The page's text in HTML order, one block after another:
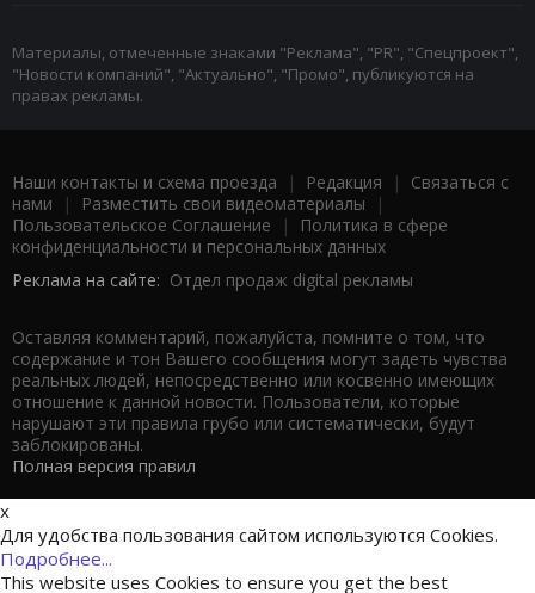
Материалы, отмеченные знаками "Реклама", "PR", "Спецпроект",
"Новости компаний", "Актуально", "Промо", публикуются на
правах рекламы.
Наши контакты и схема проезда | Редакция | Связаться с
нами | Разместить свои видеоматериалы |
Пользовательское Соглашение |
Политика в сфере
конфиденциальности и персональных данных
Реклама на сайте: Отдел продаж digital рекламы
Оставляя комментарий, пожалуйста, помните о том, что
содержание и тон Вашего сообщения могут задеть чувства
реальных людей, непосредственно или косвенно имеющих
отношение к данной новости. Пользователи, которые
нарушают эти правила грубо или систематически, будут
заблокированы.
Полная версия правил
x
Для удобства пользования сайтом используются Cookies.
Подробнее...
This website uses Cookies to ensure you get the best